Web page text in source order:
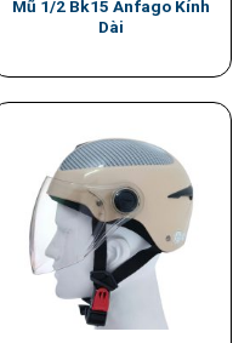
Mũ 1/2 Bk15 Anfago Kính
Dài